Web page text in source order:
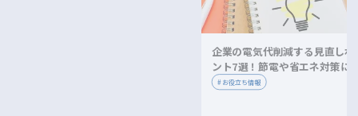
企業の電気代削減する見直しポ
ント7選！節電や省エネ対策に
ながる方法を紹介！
#お役立ち情報